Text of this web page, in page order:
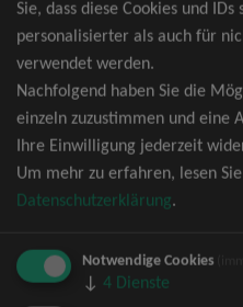
TOP-Events
André Rieu Tickets
David Garrett Tickets
Andrea Berg Tickets
Backstreet Boys Tickets
Unheilig Tickets
Santiano Tickets
Bryan Adams Tickets
Andreas Gabalier Tickets
Sie, dass diese Cookies und
personalisierter als auch für
verwendet werden.
Nachfolgend haben Sie die
einzeln zuzustimmen und eine
Ihre Einwilligung jederzeit
Um mehr zu erfahren, lesen
Datenschutzerklärung.
Notwendige Cookies
↓ 4 Dienste